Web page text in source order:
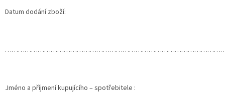
Datum dodání zboží:
Jméno a příjmení kupujícího – spotřebitele :